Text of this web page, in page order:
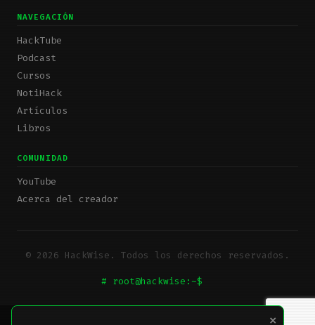
NAVEGACIÓN
HackTube
Podcast
Cursos
NotiHack
Artículos
Libros
COMUNIDAD
YouTube
Acerca del creador
© 2026 HackWise. Todos los derechos reservados.
# root@hackwise:~$
×